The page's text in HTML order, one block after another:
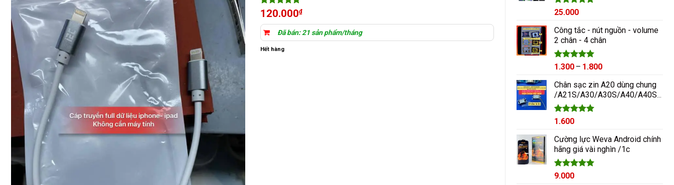
Được xếp
5 sao
25.000
Công tắc - nút nguồn - volume
2 chân - 4 chân
Được xếp
5 sao
1.300 – 1.800Khoảng
từ
1.300₫
Chân sạc zin A20 dùng chung
/A21S/A30/A30S/A40/A40S/A50/A60/A70/M10/M20
Được xếp
5 sao
1.600
Cường lực Weva Android chính
hãng giá vài nghìn /1c
Được xếp
9.000
5trên 5
dựa trên
10
đánh giá
120.000₫
Đã bán: 21 sản phẩm/tháng
Hết hàng